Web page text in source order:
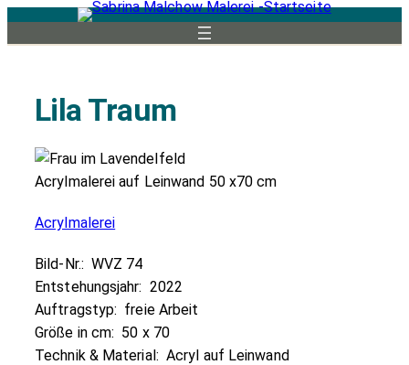
Zum
Inhalt
Lila Traum
Acrylmalerei auf Leinwand 50 x70 cm
Acrylmalerei
Bild-Nr.: WVZ 74
Entstehungsjahr: 2022
Auftragstyp: freie Arbeit
Größe in cm: 50 x 70
Technik & Material: Acryl auf Leinwand